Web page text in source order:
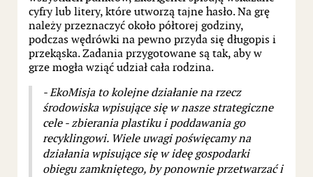
cyfry lub litery, które utworzą tajne hasło. Na grę
należy przeznaczyć około półtorej godziny,
podczas wędrówki na pewno przyda się długopis i
przekąska. Zadania przygotowane są tak, aby w
grze mogła wziąć udział cała rodzina.
- EkoMisja to kolejne działanie na rzecz
środowiska wpisujące się w nasze strategiczne
cele - zbierania plastiku i poddawania go
recyklingowi. Wiele uwagi poświęcamy na
działania wpisujące się w ideę gospodarki
obiegu zamkniętego, by ponownie przetwarzać i